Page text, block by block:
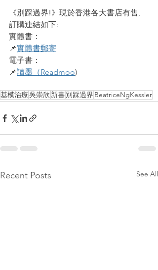
《別踩過界!》現於香港各大書店有售,
訂購連結如下:
實體書：
📌實體書郵寄
電子書：
📌讀墨（Readmoo)
基模治療吳崇欣 新書別踩過界 BeatriceNgKessler
Recent Posts See All